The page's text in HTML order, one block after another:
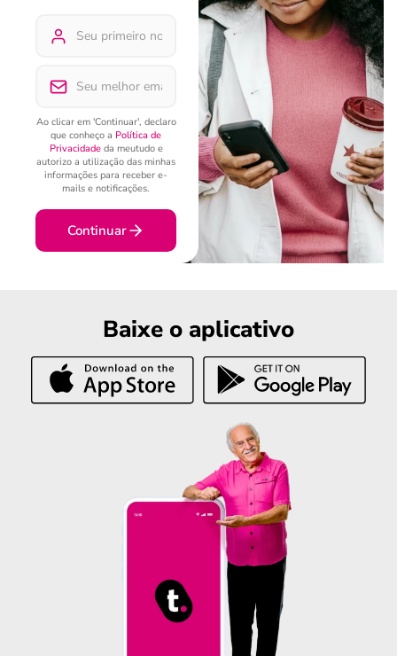
Ao clicar em 'Continuar', declaro
que conheço a Política de
Privacidadeda meutudo e
autorizo a utilização das minhas
informações para receber e-
mails e notificações.
Continuar
Baixe o aplicativo